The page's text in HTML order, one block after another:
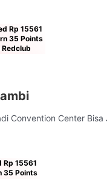
Rp 15561
35 Points
Convention Center Bisa
Rp 15561
35 Points